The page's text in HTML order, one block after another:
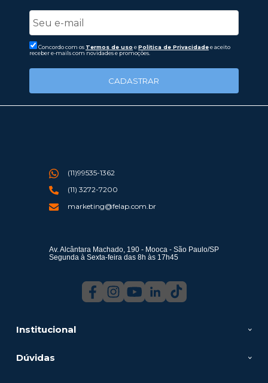
Concordo com os Termos de uso ePolitica de Privacidadee aceito
receber e-mails com novidades e promoções.
CADASTRAR
Institucional
Dúvidas
(11)99535-1362
(11) 3272-7200
marketing@felap.com.br
Av. Alcântara Machado, 190 - Mooca - São Paulo/SP
Segunda à Sexta-feira das 8h às 17h45